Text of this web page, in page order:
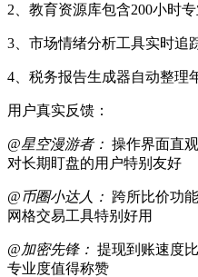
2、教育资源库包含200小时
3、市场情绪分析工具实时追
4、税务报告生成器自动整理
用户真实反馈：
@星空漫游者： 操作界面直
对长期盯盘的用户特别友好
@币圈小达人： 跨所比价功
网格交易工具特别好用
@加密先锋： 提现到账速度
专业度值得称赞